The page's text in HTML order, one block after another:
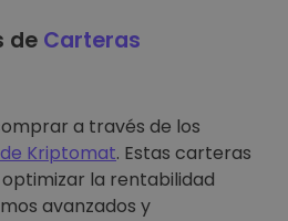
de Carteras
a través de los
Kriptomat. Estas carteras
la rentabilidad
avanzados y